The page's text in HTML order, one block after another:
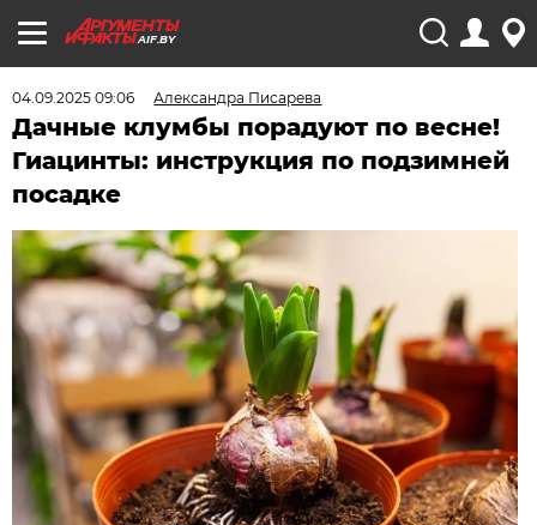
AIF.BY
04.09.2025 09:06 Александра Писарева
Дачные клумбы порадуют по весне!
Гиацинты: инструкция по подзимней
посадке